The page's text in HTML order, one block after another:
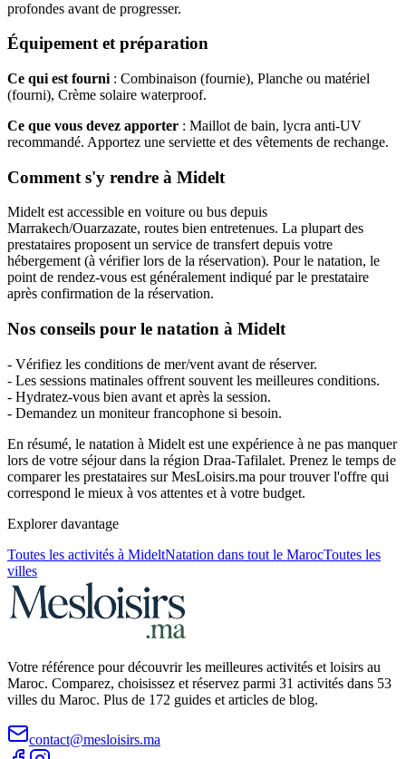
profondes avant de progresser.
Équipement et préparation
Ce qui est fourni : Combinaison (fournie), Planche ou matériel
(fourni), Crème solaire waterproof.
Ce que vous devez apporter : Maillot de bain, lycra anti-UV
recommandé. Apportez une serviette et des vêtements de rechange.
Comment s'y rendre à Midelt
Midelt est accessible en voiture ou bus depuis
Marrakech/Ouarzazate, routes bien entretenues. La plupart des
prestataires proposent un service de transfert depuis votre
hébergement (à vérifier lors de la réservation). Pour le natation, le
point de rendez-vous est généralement indiqué par le prestataire
après confirmation de la réservation.
Nos conseils pour le natation à Midelt
- Vérifiez les conditions de mer/vent avant de réserver.
- Les sessions matinales offrent souvent les meilleures conditions.
- Hydratez-vous bien avant et après la session.
- Demandez un moniteur francophone si besoin.
En résumé, le natation à Midelt est une expérience à ne pas manquer
lors de votre séjour dans la région Draa-Tafilalet. Prenez le temps de
comparer les prestataires sur MesLoisirs.ma pour trouver l'offre qui
correspond le mieux à vos attentes et à votre budget.
Explorer davantage
Toutes les activités à MideltNatation dans tout le MarocToutes les
villes
Votre référence pour découvrir les meilleures activités et loisirs au
Maroc. Comparez, choisissez et réservez parmi 31 activités dans 53
villes du Maroc. Plus de 172 guides et articles de blog.
contact@mesloisirs.ma